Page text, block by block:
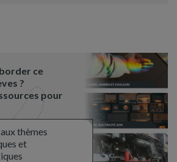
ce
?
pour
thèmes
et